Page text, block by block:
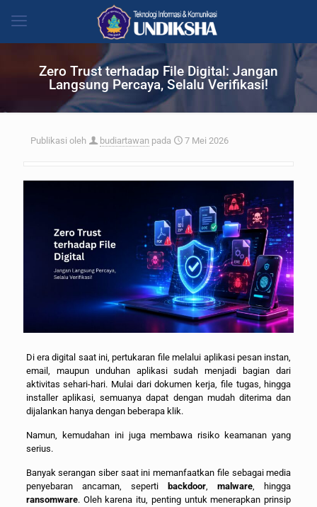
Zero Trust terhadap File Digital: Jangan
Langsung Percaya, Selalu Verifikasi!
Publikasi oleh budiartawan pada 7 Mei 2026
Di era digital saat ini, pertukaran file melalui aplikasi pesan instan,
email, maupun unduhan aplikasi sudah menjadi bagian dari
aktivitas sehari-hari. Mulai dari dokumen kerja, file tugas, hingga
installer aplikasi, semuanya dapat dengan mudah diterima dan
dijalankan hanya dengan beberapa klik.
Namun, kemudahan ini juga membawa risiko keamanan yang
serius.
Banyak serangan siber saat ini memanfaatkan file sebagai media
penyebaran ancaman, seperti
backdoor,malware, hingga
ransomware. Oleh karena itu, penting untuk menerapkan prinsip